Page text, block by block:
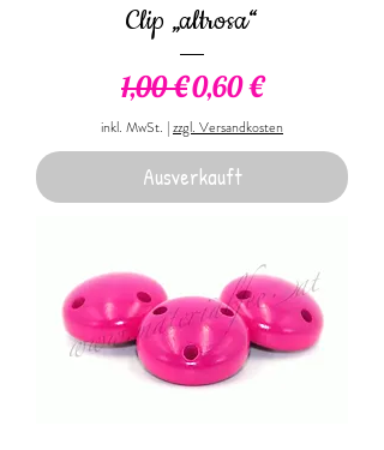
Clip „altrosa“
Standardpreis
1,00 €Sale-Preis
0,60 €
inkl. MwSt. |zzgl. Versandkosten
Ausverkauft